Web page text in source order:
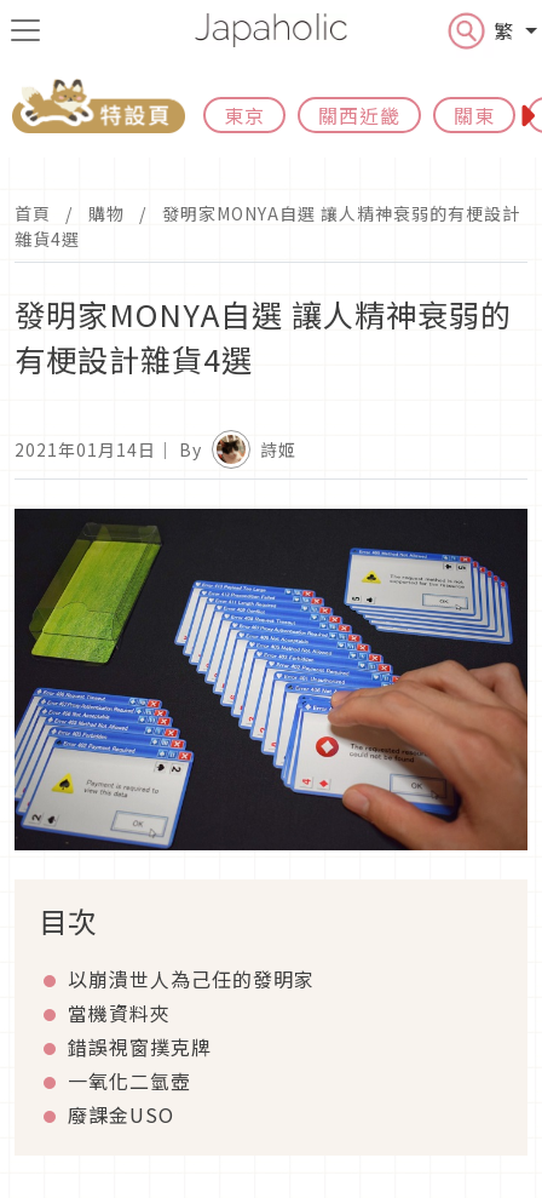
繁
東京 關西近畿 關東
首頁 購物
發明家MONYA自選 讓人精神衰弱的有梗設計
雜貨4選
發明家MONYA自選 讓人精神衰弱的
有梗設計雜貨4選
2021年01月14日 ｜ By 詩姬
目次
以崩潰世人為己任的發明家
當機資料夾
錯誤視窗撲克牌
一氧化二氫壺
廢課金USO